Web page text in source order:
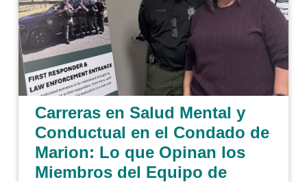
Carreras en Salud Mental y
Conductual en el Condado de
Marion: Lo que Opinan los
Miembros del Equipo de